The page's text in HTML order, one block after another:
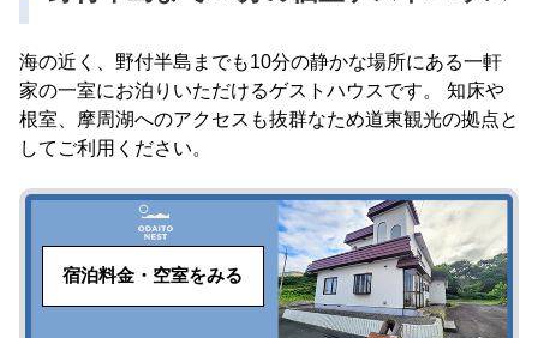
海の近く、野付半島までも10分の静かな場所にある一軒
家の一室にお泊りいただけるゲストハウスです。 知床や
根室、摩周湖へのアクセスも抜群なため道東観光の拠点と
してご利用ください。
宿泊料金・空室をみる